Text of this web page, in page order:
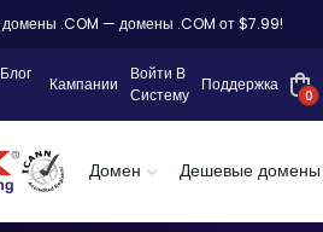
.COM — домены .COM от $7.99!
Блог
Кампании
Войти В
Систему
Поддержка
0
Домен Дешевые домены